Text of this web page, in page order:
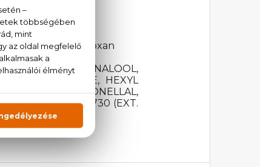
pacsuli, ambroxan
LIMONENE, LINALOOL,
SALICYLATE, HEXYL
HYDROXYCITRONELLAL,
(BLUE 1), CI 60730 (EXT.